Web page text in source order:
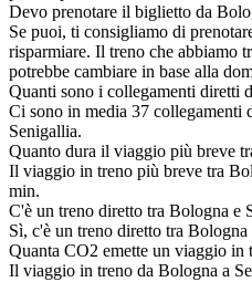
Devo prenotare il biglietto da
Se puoi, ti consigliamo di
risparmiare. Il treno che abbiamo
potrebbe cambiare in base alla
Quanti sono i collegamenti diretti
Ci sono in media 37 collegamenti
Senigallia.
Quanto dura il viaggio più breve
Il viaggio in treno più breve tra
min.
C'è un treno diretto tra Bologna e
Sì, c'è un treno diretto tra Bologna
Quanta CO2 emette un viaggio in
Il viaggio in treno da Bologna a